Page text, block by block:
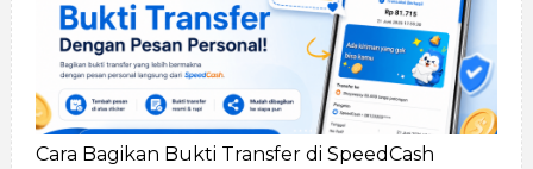
Cara Bagikan Bukti Transfer di SpeedCash